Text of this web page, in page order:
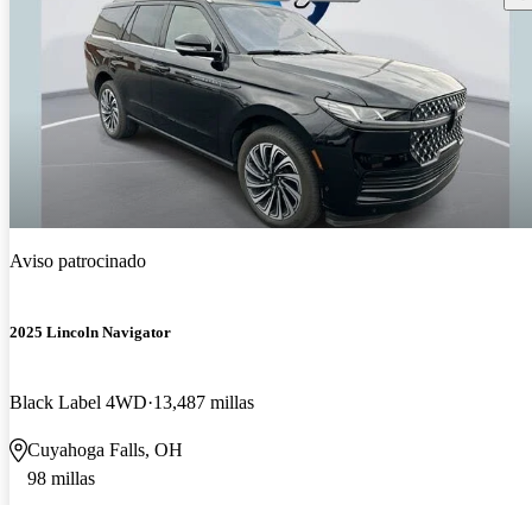
Aviso patrocinado
2025 Lincoln Navigator
Black Label 4WD 13,487 millas
Cuyahoga Falls, OH
98 millas